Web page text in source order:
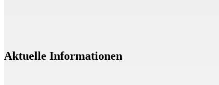
Aktuelle Informationen